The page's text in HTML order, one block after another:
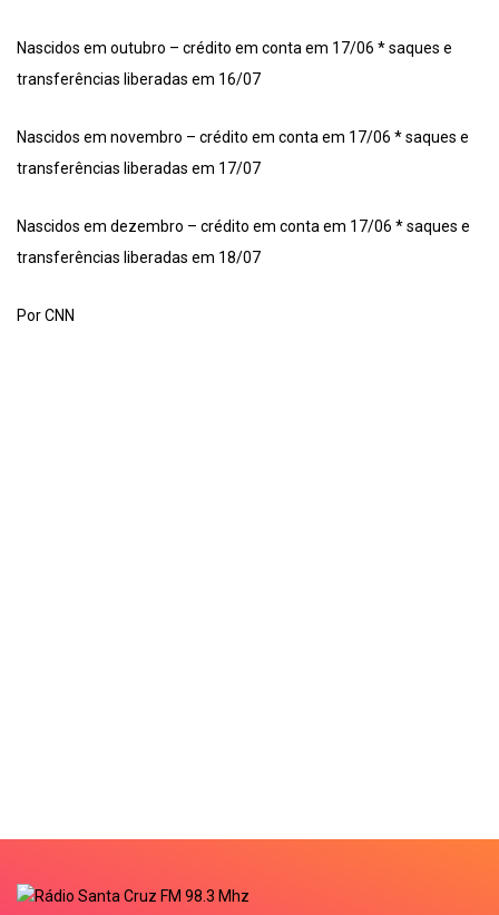
Nascidos em outubro – crédito em conta em 17/06 * saques e
transferências liberadas em 16/07
Nascidos em novembro – crédito em conta em 17/06 * saques e
transferências liberadas em 17/07
Nascidos em dezembro – crédito em conta em 17/06 * saques e
transferências liberadas em 18/07
Por CNN